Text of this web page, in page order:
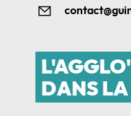
L'AGGLO'
DANS